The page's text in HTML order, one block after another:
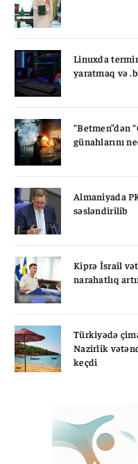
Linuxda
yaratmaq və
“Betmen”dən
günahlarını
Almaniyada
səsləndirilib
Kiprə İsrail
narahatlıq
Türkiyədə
Nazirlik
keçdi